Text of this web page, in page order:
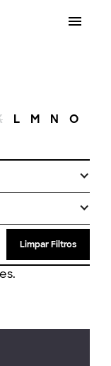
L M N O
Limpar Filtros